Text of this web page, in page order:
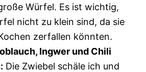
Würfel. Es ist wichtig,
nicht zu klein sind, da sie
zerfallen könnten.
Ingwer und Chili
Die Zwiebel schäle ich und